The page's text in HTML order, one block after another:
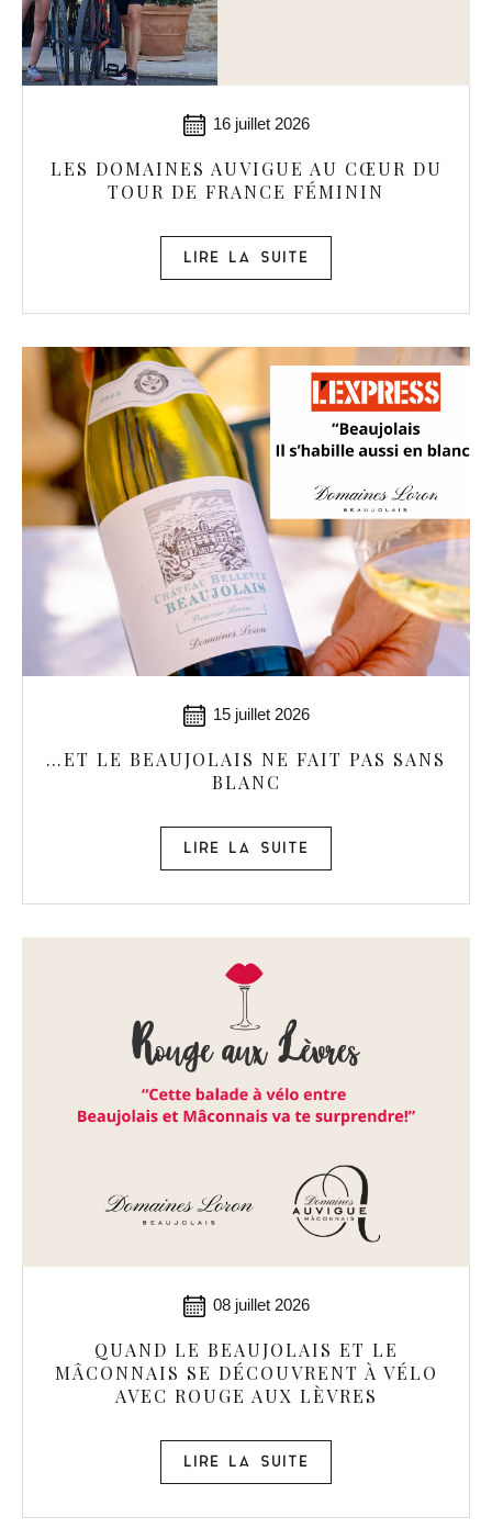
16 juillet 2026
LES DOMAINES AUVIGUE AU CŒUR DU
TOUR DE FRANCE FÉMININ
LIRE LA SUITE
15 juillet 2026
…ET LE BEAUJOLAIS NE FAIT PAS SANS
BLANC
LIRE LA SUITE
08 juillet 2026
QUAND LE BEAUJOLAIS ET LE
MÂCONNAIS SE DÉCOUVRENT À VÉLO
AVEC ROUGE AUX LÈVRES
LIRE LA SUITE